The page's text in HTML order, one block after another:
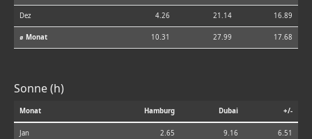
Dez 4.26 21.14 16.89
⌀ Monat 10.31 27.99 17.68
Sonne (h)
Monat Hamburg Dubai +/-
Jan 2.65 9.16 6.51